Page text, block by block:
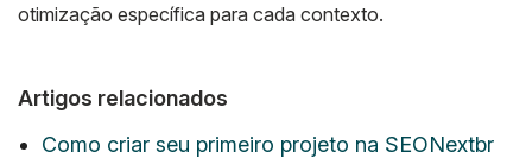
otimização específica para cada contexto.
Artigos relacionados
Como criar seu primeiro projeto na SEONextbr